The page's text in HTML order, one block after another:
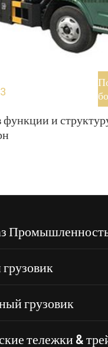
функции и
грузовик
тележки &